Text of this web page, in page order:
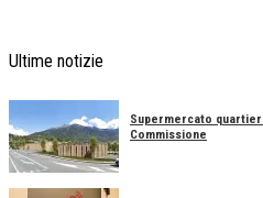
Ultime notizie
Supermercato
Commissione